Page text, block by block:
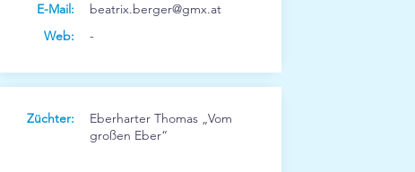
E-Mail:
Web:
beatrix.berger@gmx.at
-
Züchter:
Eberharter Thomas „Vom
großen Eber“